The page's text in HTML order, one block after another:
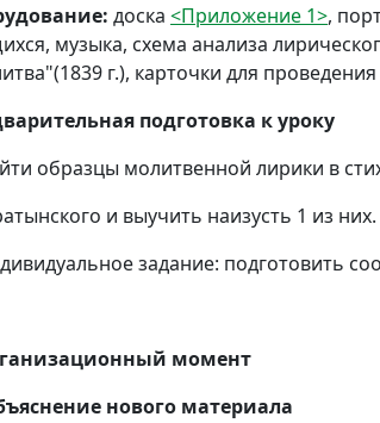
доска <Приложение 1>,
музыка, схема анализа
г.), карточки для
подготовка к уроку
образцы молитвенной лирики в
и выучить наизусть 1 из них.
задание: подготовить
момент
нового материала